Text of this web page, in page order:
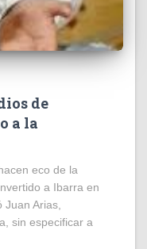
de
a la
eco de la
a Ibarra en
Arias,
sin especificar a